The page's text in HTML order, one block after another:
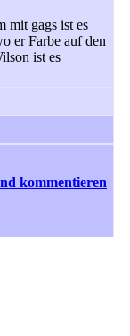
mit gags ist es
er Farbe auf den
ist es
kommentieren